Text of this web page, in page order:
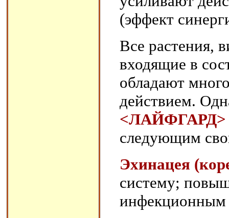
(эффект
Все растения,
входящие в
обладают
действием.
<ЛАЙФГАРД>
следующим
Эхинацея
систему;
инфекционным